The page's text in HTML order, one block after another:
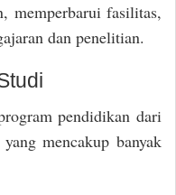
memperbarui fasilitas,
dan penelitian.
pendidikan dari
mencakup banyak